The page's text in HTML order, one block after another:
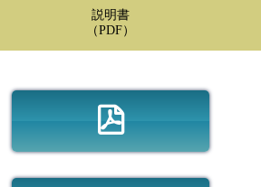
説明書
（PDF）